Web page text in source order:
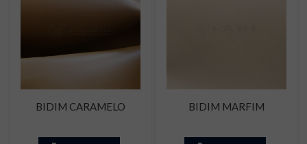
BIDIM CARAMELO BIDIM MARFIM